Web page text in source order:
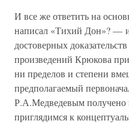
И все же ответить на
написал «Тихий Дон»? —
достоверных
произведений Крюкова
ни пределов и степени
предполагаемый
Р.А.Медведевым получено
приглядимся к